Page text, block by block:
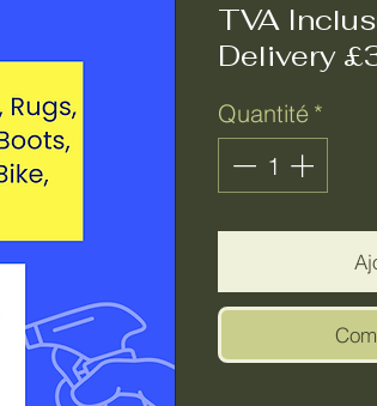
TVA
Delivery
Quantité *